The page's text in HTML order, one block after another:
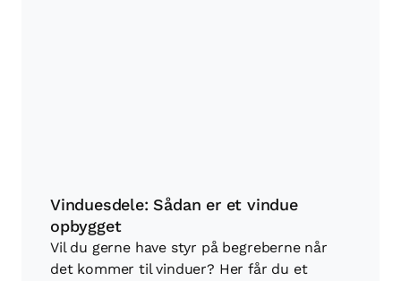
Vinduesdele: Sådan er et vindue
opbygget
Vil du gerne have styr på begreberne når
det kommer til vinduer? Her får du et